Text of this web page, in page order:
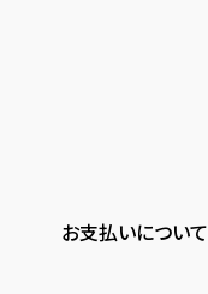
お支払いについて